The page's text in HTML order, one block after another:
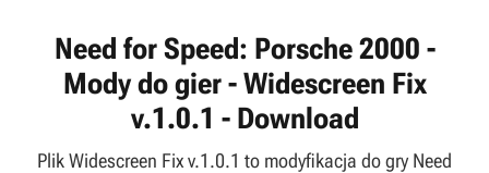
Need for Speed: Porsche 2000 -
Mody do gier - Widescreen Fix
v.1.0.1 - Download
Plik Widescreen Fix v.1.0.1 to modyfikacja do gry Need